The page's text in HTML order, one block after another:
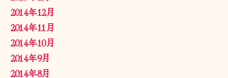
2014年12月
2014年11月
2014年10月
2014年9月
2014年8月